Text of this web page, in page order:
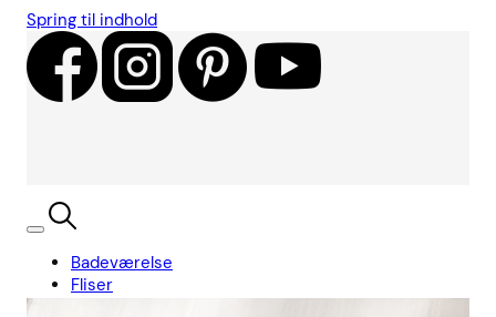
Spring til indhold
Badeværelse
Fliser